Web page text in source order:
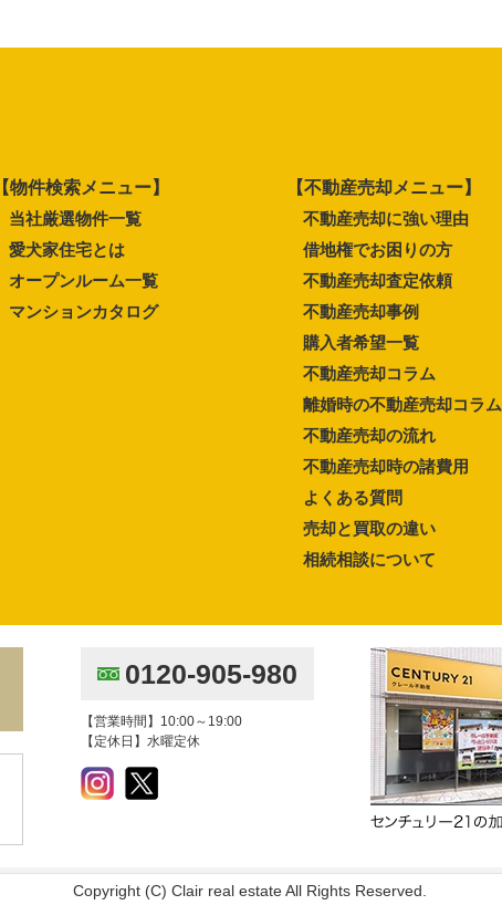
【物件検索メニュー】
当社厳選物件一覧
愛犬家住宅とは
オープンルーム一覧
マンションカタログ
【不動産売却メニュー】
不動産売却に強い理由
借地権でお困りの方
不動産売却査定依頼
不動産売却事例
購入者希望一覧
不動産売却コラム
離婚時の不動産売却コラム
不動産売却の流れ
不動産売却時の諸費用
よくある質問
売却と買取の違い
相続相談について
0120-905-980
【営業時間】10:00～19:00
【定休日】水曜定休
Copyright (C) Clair real estate All Rights Reserved.